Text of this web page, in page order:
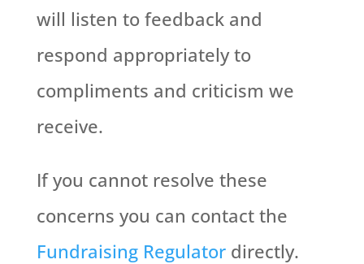
will listen to feedback and
respond appropriately to
compliments and criticism we
receive.
If you cannot resolve these
concerns you can contact the
Fundraising Regulatordirectly.